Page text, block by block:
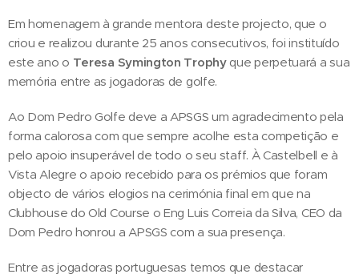
Em homenagem à grande mentora deste projecto, que o
criou e realizou durante 25 anos consecutivos, foi instituído
este ano o Teresa Symington Trophyque perpetuará a sua
memória entre as jogadoras de golfe.
Ao Dom Pedro Golfe deve a APSGS um agradecimento pela
forma calorosa com que sempre acolhe esta competição e
pelo apoio insuperável de todo o seu staff. À Castelbell e à
Vista Alegre o apoio recebido para os prémios que foram
objecto de vários elogios na cerimónia final em que na
Clubhouse do Old Course o Eng Luis Correia da Silva, CEO da
Dom Pedro honrou a APSGS com a sua presença.
Entre as jogadoras portuguesas temos que destacar